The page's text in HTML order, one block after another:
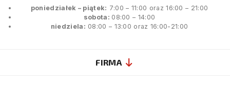
poniedziałek – piątek: 7:00 – 11:00 oraz 16:00 – 21:00
sobota: 08:00 – 14:00
niedziela: 08:00 – 13:00 oraz 16:00-21:00
FIRMA